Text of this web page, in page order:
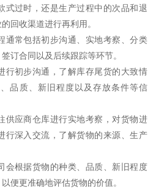
式过时，还是生产过程中的次品和退
回收渠道进行再利用。
通常包括初步沟通、实地考察、分类
订合同以及后续跟踪等环节。
行初步沟通，了解库存尾货的大致情
品质、新旧程度以及存放条件等信
供应商仓库进行实地考察，对货物进
行深入交流，了解货物的来源、生产
会根据货物的种类、品质、新旧程度
便更准确地评估货物的价值。